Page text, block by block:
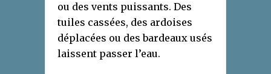
ou des vents puissants. Des
tuiles cassées, des ardoises
déplacées ou des bardeaux usés
laissent passer l’eau.